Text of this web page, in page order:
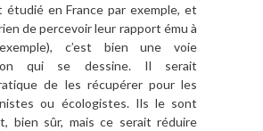
étudié en France par exemple, et
de percevoir leur rapport ému à
c’est bien une voie
qui se dessine. Il serait
de les récupérer pour les
ou écologistes. Ils le sont
bien sûr, mais ce serait réduire